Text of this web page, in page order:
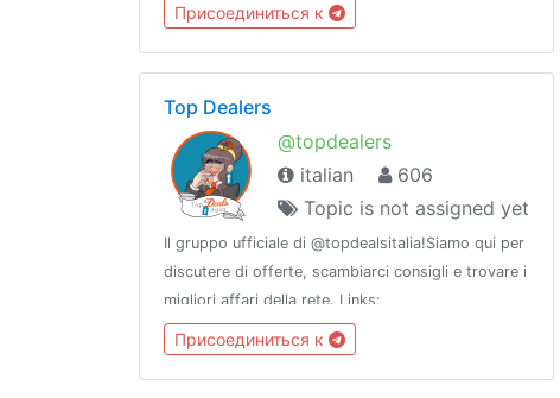
Присоединиться к
Top Dealers
@topdealers
italian
606
Topic is not assigned yet
Il gruppo ufficiale di @topdealsitalia!Siamo qui per
discutere di offerte, scambiarci consigli e trovare i
migliori affari della rete. Links:
https://shor.by/topdealsitaliaNiente SPAM, niente
REFLINKS o link a gruppi, canali o bot!
Присоединиться к